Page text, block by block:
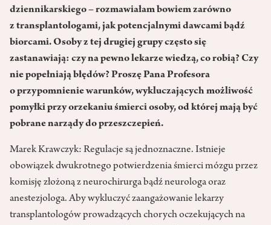
dziennikarskiego – rozmawiałam bowiem zarówno
z transplantologami, jak potencjalnymi dawcami bądź
biorcami. Osoby z tej drugiej grupy często się
zastanawiają: czy na pewno lekarze wiedzą, co robią? Czy
nie popełniają błędów? Proszę Pana Profesora
o przypomnienie warunków, wykluczających możliwość
pomyłki przy orzekaniu śmierci osoby, od której mają być
pobrane narządy do przeszczepień.
Marek Krawczyk: Regulacje są jednoznaczne. Istnieje
obowiązek dwukrotnego potwierdzenia śmierci mózgu przez
komisję złożoną z neurochirurga bądź neurologa oraz
anestezjologa. Aby wykluczyć zaangażowanie lekarzy
transplantologów prowadzących chorych oczekujących na